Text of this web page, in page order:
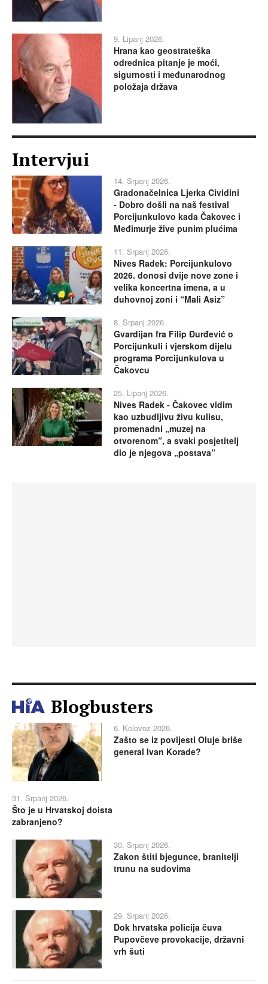
9. Lipanj 2026.
Hrana kao geostrateška
odrednica pitanje je moći,
sigurnosti i međunarodnog
položaja država
Intervjui
14. Srpanj 2026.
Gradonačelnica Ljerka Cividini
- Dobro došli na naš festival
Porcijunkulovo kada Čakovec i
Međimurje žive punim plućima
11. Srpanj 2026.
Nives Radek: Porcijunkulovo
2026. donosi dvije nove zone i
velika koncertna imena, a u
duhovnoj zoni i “Mali Asiz”
8. Srpanj 2026.
Gvardijan fra Filip Đurđević o
Porcijunkuli i vjerskom dijelu
programa Porcijunkulova u
Čakovcu
25. Lipanj 2026.
Nives Radek - Čakovec vidim
kao uzbudljivu živu kulisu,
promenadni „muzej na
otvorenom”, a svaki posjetitelj
dio je njegova „postava”
Blogbusters
6. Kolovoz 2026.
Zašto se iz povijesti Oluje briše
general Ivan Korade?
31. Srpanj 2026.
Što je u Hrvatskoj doista
zabranjeno?
30. Srpanj 2026.
Zakon štiti bjegunce, branitelji
trunu na sudovima
29. Srpanj 2026.
Dok hrvatska policija čuva
Pupovčeve provokacije, državni
vrh šuti